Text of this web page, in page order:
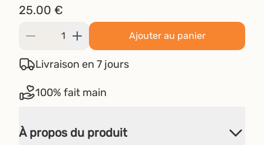
25.00 €
Ajouter au panier
Livraison en 7 jours
100% fait main
À propos du produit